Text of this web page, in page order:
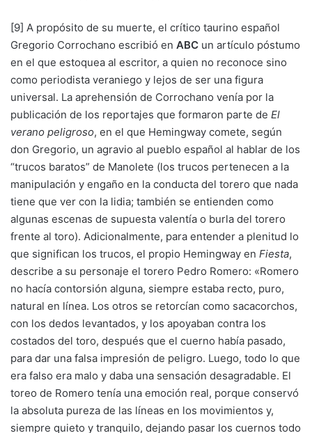
[9] A propósito de su muerte, el crítico taurino español
Gregorio Corrochano escribió en ABC un artículo póstumo
en el que estoquea al escritor, a quien no reconoce sino
como periodista veraniego y lejos de ser una figura
universal. La aprehensión de Corrochano venía por la
publicación de los reportajes que formaron parte de El
verano peligroso, en el que Hemingway comete, según
don Gregorio, un agravio al pueblo español al hablar de los
“trucos baratos” de Manolete (los trucos pertenecen a la
manipulación y engaño en la conducta del torero que nada
tiene que ver con la lidia; también se entienden como
algunas escenas de supuesta valentía o burla del torero
frente al toro). Adicionalmente, para entender a plenitud lo
que significan los trucos, el propio Hemingway en Fiesta,
describe a su personaje el torero Pedro Romero: «Romero
no hacía contorsión alguna, siempre estaba recto, puro,
natural en línea. Los otros se retorcían como sacacorchos,
con los dedos levantados, y los apoyaban contra los
costados del toro, después que el cuerno había pasado,
para dar una falsa impresión de peligro. Luego, todo lo que
era falso era malo y daba una sensación desagradable. El
toreo de Romero tenía una emoción real, porque conservó
la absoluta pureza de las líneas en los movimientos y,
siempre quieto y tranquilo, dejando pasar los cuernos todo